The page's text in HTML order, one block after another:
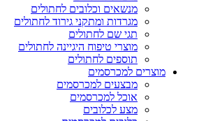
מנשאים וכלובים לחתולים
מגרדות ומתקני גירוד לחתולים
תגי שם לחתולים
מוצרי טיפוח היגיינה לחתולים
תוספים לחתולים
מוצרים למכרסמים
מבצעים למכרסמים
אוכל למכרסמים
מצע לכלובים